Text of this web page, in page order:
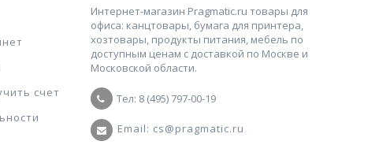
счет
Интернет-магазин Pragmatic.ru товары для
офиса: канцтовары, бумага для принтера,
хозтовары, продукты питания, мебель по
доступным ценам с доставкой по Москве и
Московской области.
Тел: 8 (495) 797-00-19
Email: cs@pragmatic.ru